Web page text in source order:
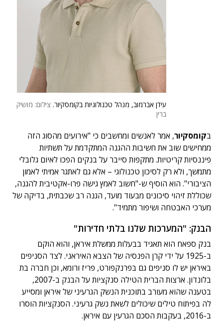
עידן אברמוב, מנהל טכנולוגיות בקומסקיור. צילום: מושיק
ברין
בקומסקיור, אמר לאנשים ומחשבים כי "אירועים מהסוג הזה
ממחישים שוב את חשיבות ההגנה המתקדמת על תשתיות
פיננסיות קריטיות. מתקפות סייבר על בנקים הפכו לאיום גלובלי
מתמשך, ולא רק לסיכון טכנולוגי – אלא גם לאתגר אמיתי לאמון
הציבורי". הוא הוסיף ש-"חשוב לאמץ גישה פרו-אקטיבית להגנה,
שכוללת זיהוי סיכונים מבעוד מועד, הגנה רב שכבתית, בדיקה של
מערכי האבטחה ושיפור מתמיד".
הבנק: "המערכות שלנו בלתי חדירות"
בנק ספאח הוא תאגיד בבעלות ממשלת איראן, והוא הוקם
ב-1925 על ידי קרן הפנסיה של הצבא האיראני. לצד הסניפים
באיראן יש לו סניפים גם בפרנקפורט, פריז ורומא, וכן חברה בת
בלונדון. ארצות הברית הטילה סנקציות על הבנק ב-2007,
בטענה שהוא מעורב בתוכנית הנשק הגרעיני של איראן ומסייע
לה בפיתוח טילים שיכולים לשאת נשק גרעיני. הסנקציות הוסרו
ב-2016, בעקבות הסכם הגרעין עם איראן.